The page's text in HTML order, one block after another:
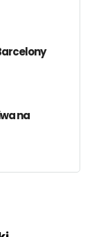
na